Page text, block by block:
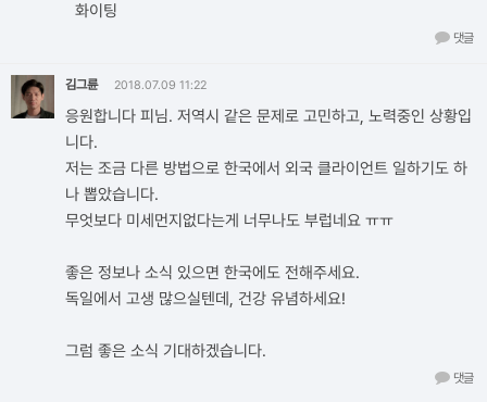
화이팅
댓글
김그륜 2018.07.09 11:22
응원합니다 피님. 저역시 같은 문제로 고민하고, 노력중인 상황입
니다.
저는 조금 다른 방법으로 한국에서 외국 클라이언트 일하기도 하
나 뽑았습니다.
무엇보다 미세먼지없다는게 너무나도 부럽네요 ㅠㅠ
좋은 정보나 소식 있으면 한국에도 전해주세요.
독일에서 고생 많으실텐데, 건강 유념하세요!
그럼 좋은 소식 기대하겠습니다.
댓글